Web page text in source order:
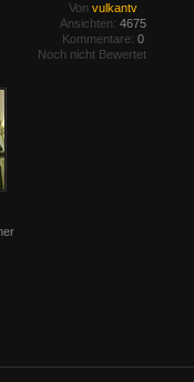
Von vulkantv
Ansichten: 4675
Kommentare: 0
Noch nicht Bewertet